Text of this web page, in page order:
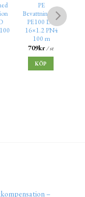
PE
Bevattningsrör
PE100 DN
16×1.2 PN4
100 m
709kr / st
KÖP
–